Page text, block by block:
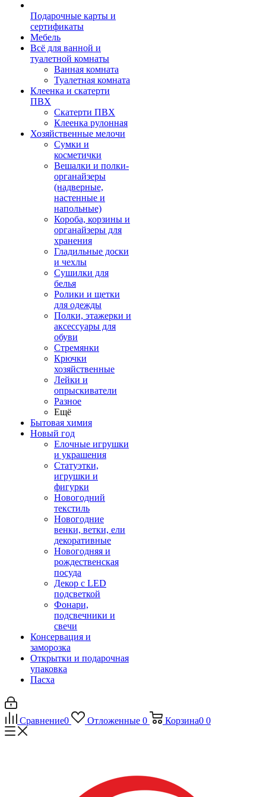
Подарочные карты и
сертификаты
Мебель
Всё для ванной и
туалетной комнаты
Ванная комната
Туалетная комната
Клеенка и скатерти
ПВХ
Скатерти ПВХ
Клеенка рулонная
Хозяйственные мелочи
Сумки и
косметички
Вешалки и полки-
органайзеры
(надверные,
настенные и
напольные)
Короба, корзины и
органайзеры для
хранения
Гладильные доски
и чехлы
Сушилки для
белья
Ролики и щетки
для одежды
Полки, этажерки и
аксессуары для
обуви
Стремянки
Крючки
хозяйственные
Лейки и
опрыскиватели
Разное
Ещё
Бытовая химия
Новый год
Елочные игрушки
и украшения
Статуэтки,
игрушки и
фигурки
Новогодний
текстиль
Новогодние
венки, ветки, ели
декоративные
Новогодняя и
рождественская
посуда
Декор с LED
подсветкой
Фонари,
подсвечники и
свечи
Консервация и
заморозка
Открытки и подарочная
упаковка
Пасха
Сравнение0 Отложенные 0 Корзина0 0